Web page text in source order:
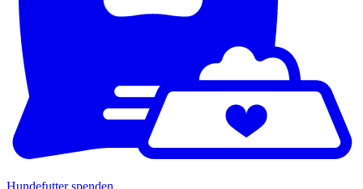
Hundefutter spenden